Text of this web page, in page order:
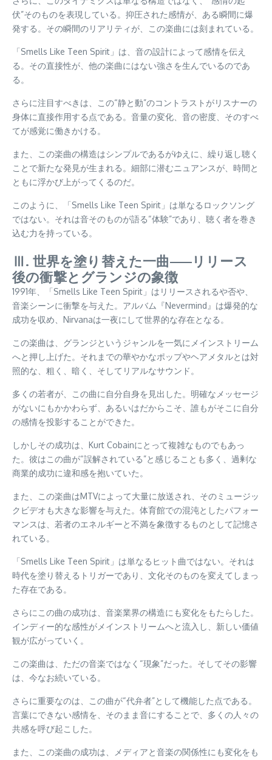
伏”そのものを表現している。抑圧された感情が、ある瞬間に爆
発する。その瞬間のリアリティが、この楽曲には刻まれている。
「Smells Like Teen Spirit」は、音の設計によって感情を伝え
る。その直接性が、他の楽曲にはない強さを生んでいるのであ
る。
さらに注目すべきは、この“静と動”のコントラストがリスナーの
身体に直接作用する点である。音量の変化、音の密度、そのすべ
てが感覚に働きかける。
また、この楽曲の構造はシンプルであるがゆえに、繰り返し聴く
ことで新たな発見が生まれる。細部に潜むニュアンスが、時間と
ともに浮かび上がってくるのだ。
このように、「Smells Like Teen Spirit」は単なるロックソング
ではない。それは音そのものが語る“体験”であり、聴く者を巻き
込む力を持っている。
Ⅲ. 世界を塗り替えた一曲——リリース
後の衝撃とグランジの象徴
1991年、「Smells Like Teen Spirit」はリリースされるや否や、
音楽シーンに衝撃を与えた。アルバム『Nevermind』は爆発的な
成功を収め、Nirvanaは一夜にして世界的な存在となる。
この楽曲は、グランジというジャンルを一気にメインストリーム
へと押し上げた。それまでの華やかなポップやヘアメタルとは対
照的な、粗く、暗く、そしてリアルなサウンド。
多くの若者が、この曲に自分自身を見出した。明確なメッセージ
がないにもかかわらず、あるいはだからこそ、誰もがそこに自分
の感情を投影することができた。
しかしその成功は、Kurt Cobainにとって複雑なものでもあっ
た。彼はこの曲が“誤解されている”と感じることも多く、過剰な
商業的成功に違和感を抱いていた。
また、この楽曲はMTVによって大量に放送され、そのミュージッ
クビデオも大きな影響を与えた。体育館での混沌としたパフォー
マンスは、若者のエネルギーと不満を象徴するものとして記憶さ
れている。
「Smells Like Teen Spirit」は単なるヒット曲ではない。それは
時代を塗り替えるトリガーであり、文化そのものを変えてしまっ
た存在である。
さらにこの曲の成功は、音楽業界の構造にも変化をもたらした。
インディー的な感性がメインストリームへと流入し、新しい価値
観が広がっていく。
この楽曲は、ただの音楽ではなく“現象”だった。そしてその影響
は、今なお続いている。
さらに重要なのは、この曲が“代弁者”として機能した点である。
言葉にできない感情を、そのまま音にすることで、多くの人々の
共感を呼び起こした。
また、この楽曲の成功は、メディアと音楽の関係性にも変化をも